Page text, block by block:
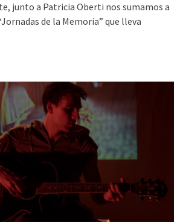
junto a Patricia Oberti nos sumamos a
de la Memoria” que lleva